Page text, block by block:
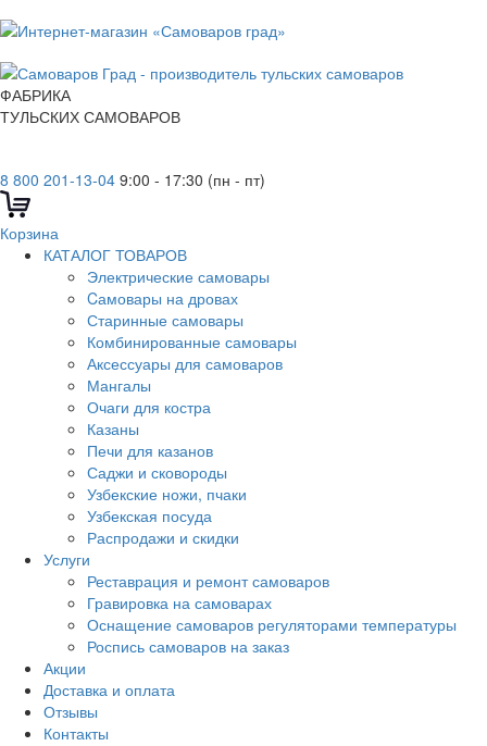
ФАБРИКА
ТУЛЬСКИХ САМОВАРОВ
8 800 201-13-04 9:00 - 17:30 (пн - пт)
Корзина
КАТАЛОГ ТОВАРОВ
Электрические самовары
Cамовары на дровах
Старинные самовары
Комбинированные самовары
Аксессуары для самоваров
Мангалы
Очаги для костра
Казаны
Печи для казанов
Саджи и сковороды
Узбекские ножи, пчаки
Узбекская посуда
Распродажи и скидки
Услуги
Реставрация и ремонт самоваров
Гравировка на самоварах
Оснащение самоваров регуляторами температуры
Роспись самоваров на заказ
Акции
Доставка и оплата
Отзывы
Контакты